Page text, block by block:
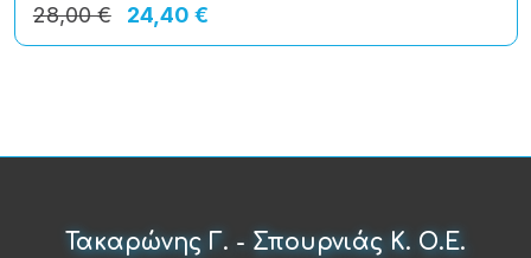
24,40 €
28,00 €
Τακαρώνης Γ. - Σπουρνιάς Κ. Ο.Ε.